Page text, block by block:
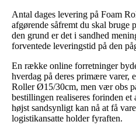
Antal dages levering på Foam
afgørende såfremt du skal bruge
den grund er det i sandhed
forventede leveringstid på den
En række online forretninger
hverdag på deres primære varer,
Roller Ø15/30cm, men vær obs
bestillingen realiseres forinden
højst sandsynligt kan nå at få
logistikansatte holder fyraften.